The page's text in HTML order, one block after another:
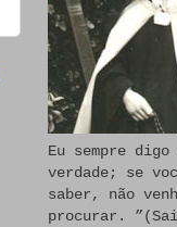
Eu sempre
verdade; se
saber, não
procurar.